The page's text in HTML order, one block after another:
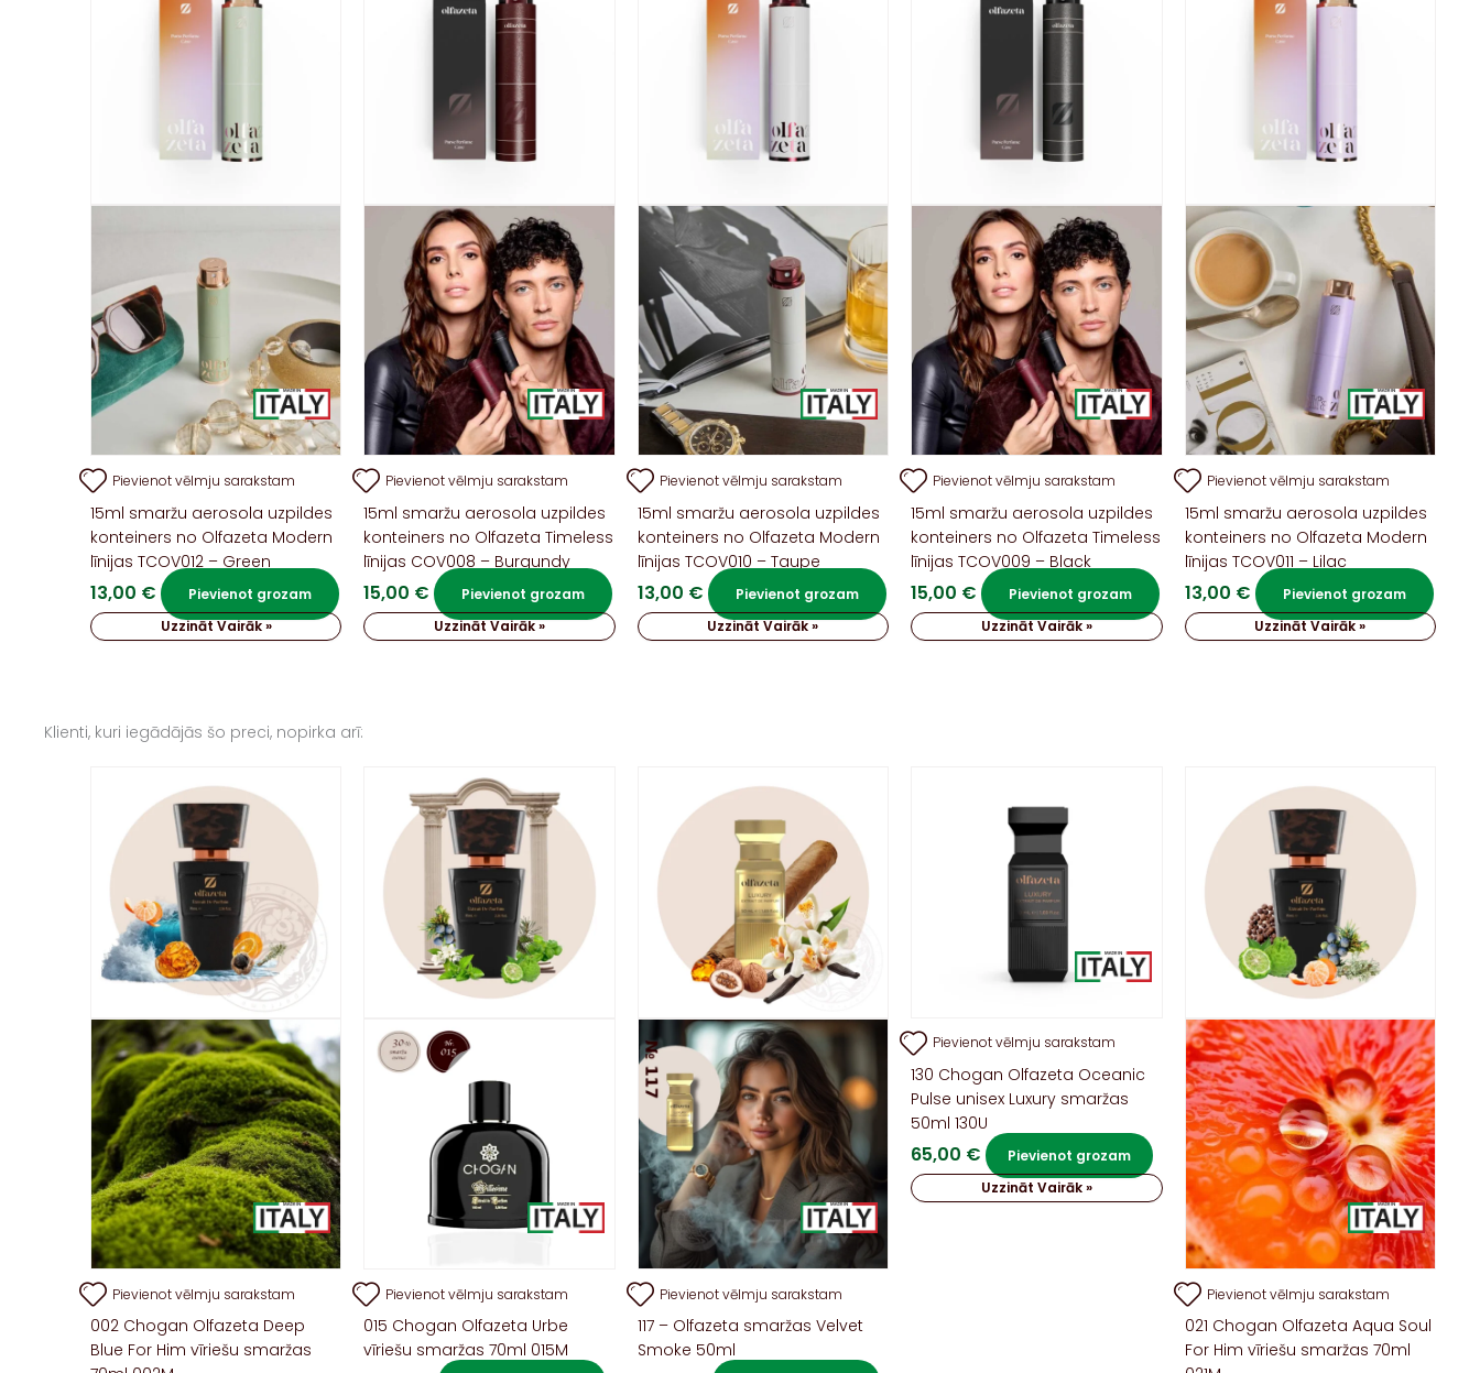
Pievienot vēlmju sarakstam
15ml smaržu aerosola uzpildes
konteiners no Olfazeta Modern
līnijas TCOV012 – Green
13,00 €
Pievienot grozam
Uzzināt Vairāk »
Pievienot vēlmju sarakstam
15ml smaržu aerosola uzpildes
konteiners no Olfazeta Timeless
līnijas COV008 – Burgundy
15,00 €
Pievienot grozam
Uzzināt Vairāk »
Pievienot vēlmju sarakstam
15ml smaržu aerosola uzpildes
konteiners no Olfazeta Modern
līnijas TCOV010 – Taupe
13,00 €
Pievienot grozam
Uzzināt Vairāk »
Pievienot vēlmju sarakstam
15ml smaržu aerosola uzpildes
konteiners no Olfazeta Timeless
līnijas TCOV009 – Black
15,00 €
Pievienot grozam
Uzzināt Vairāk »
Pievienot vēlmju sarakstam
15ml smaržu aerosola uzpildes
konteiners no Olfazeta Modern
līnijas TCOV011 – Lilac
13,00 €
Pievienot grozam
Uzzināt Vairāk »
Klienti, kuri iegādājās šo preci, nopirka arī:
Pievienot vēlmju sarakstam
002 Chogan Olfazeta Deep
Blue For Him vīriešu smaržas
Pievienot vēlmju sarakstam
015 Chogan Olfazeta Urbe
vīriešu smaržas 70ml 015M
Pievienot vēlmju sarakstam
117 – Olfazeta smaržas Velvet
Smoke 50ml
Pievienot vēlmju sarakstam
130 Chogan Olfazeta Oceanic
Pulse unisex Luxury smaržas
50ml 130U
65,00 €
Pievienot grozam
Uzzināt Vairāk »
Pievienot vēlmju sarakstam
021 Chogan Olfazeta Aqua Soul
For Him vīriešu smaržas 70ml